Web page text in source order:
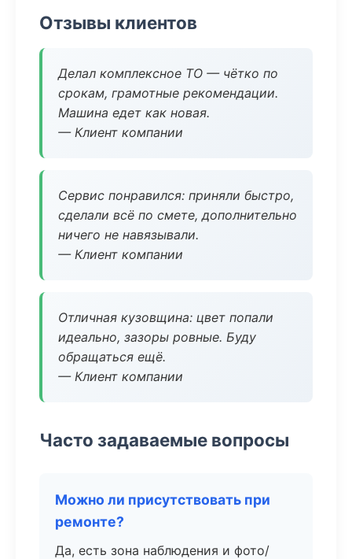
Отзывы клиентов
Делал комплексное ТО — чётко по
срокам, грамотные рекомендации.
Машина едет как новая.
— Клиент компании
Сервис понравился: приняли быстро,
сделали всё по смете, дополнительно
ничего не навязывали.
— Клиент компании
Отличная кузовщина: цвет попали
идеально, зазоры ровные. Буду
обращаться ещё.
— Клиент компании
Часто задаваемые вопросы
Можно ли присутствовать при
ремонте?
Да, есть зона наблюдения и фото/